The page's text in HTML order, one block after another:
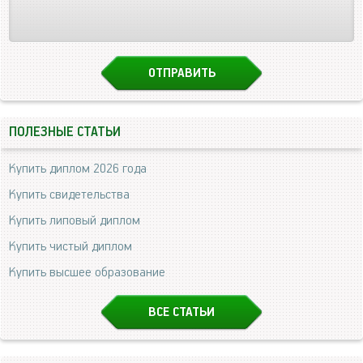
ПОЛЕЗНЫЕ СТАТЬИ
Купить диплом 2026 года
Купить свидетельства
Купить липовый диплом
Купить чистый диплом
Купить высшее образование
ВСЕ СТАТЬИ